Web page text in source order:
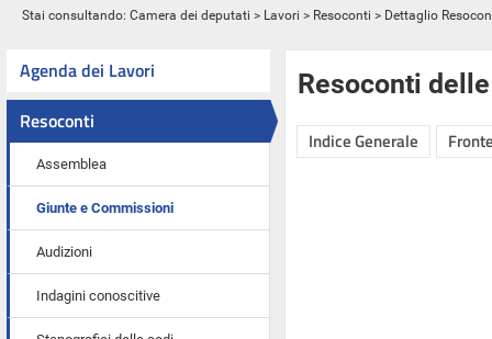
Stai consultando: Camera dei deputati > Lavori > Resoconti > Dettaglio
Agenda dei Lavori
Resoconti
Assemblea
Giunte e Commissioni
Audizioni
Indagini conoscitive
Resoconti
Indice Generale